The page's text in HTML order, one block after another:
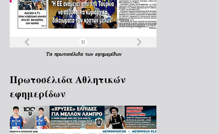
Τα πρωτοσέλιδα των εφημερίδων
Πρωτοσέλιδα Aθλητικών
εφημερίδων